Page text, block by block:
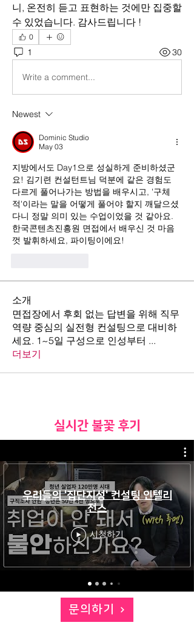
니, 온전히 듣고 표현하는 것에만 집중할
수 있었습니다. 감사드립니다 !
0
1 30
Write a comment...
Newest
Dominic Studio
May 03
지방에서도 Day1으로 성실하게 준비하셨군
요! 김기련 컨설턴트님 덕분에 같은 경험도
다르게 풀어나가는 방법을 배우시고, '구체
적'이라는 말을 어떻게 풀어야 할지 깨달으셨
다니 정말 의미 있는 수업이었을 것 같아요.
한국콘텐츠진흥원 면접에서 배우신 것 마음
껏 발휘하세요, 파이팅이에요!
소개
면접장에서 후회 없는 답변을 위해 직무
역량 중심의 실전형 컨설팅으로 대비하
세요. 1~5일 구성으로 인성부터 ...
더보기
​실시간 불꽃 후기
우리들의 '집단지성' 컨설팅 인텔리
전스
시청하기
문의하기